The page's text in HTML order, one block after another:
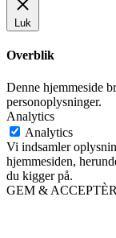
Luk
Overblik
Denne hjemmeside
personoplysninger.
Analytics
Analytics
Vi indsamler
hjemmesiden,
du kigger på.
GEM & ACCEPTÈR